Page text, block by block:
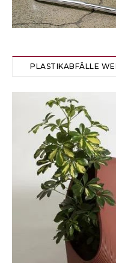
PLASTIKABFÄLLE